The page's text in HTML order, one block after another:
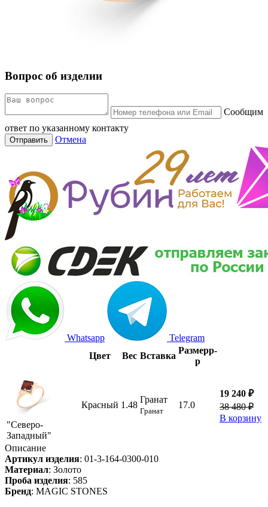
Вопрос об изделии
Сообщим
ответ по указанному контакту
Отправить Отмена
Whatsapp
Telegram
Цвет
Вес Вставка
Размерр-
р
"Северо-
Западный"
Красный 1.48
Гранат
Гранат
17.0
19 240 ₽
38 480 ₽
В корзину
Описание
Артикул изделия: 01-3-164-0300-010
Материал: Золото
Проба изделия: 585
Бренд: MAGIC STONES